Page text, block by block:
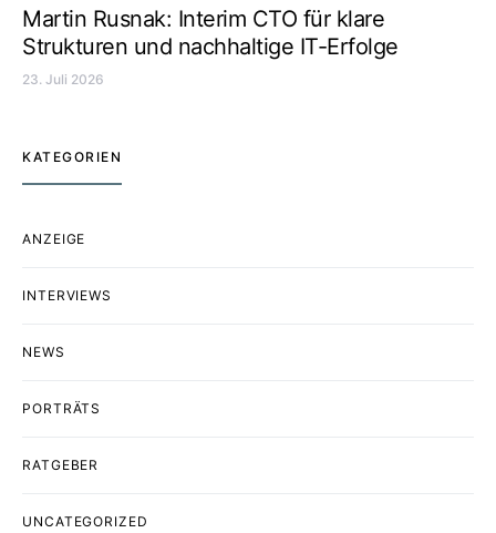
Martin Rusnak: Interim CTO für klare
Strukturen und nachhaltige IT-Erfolge
23. Juli 2026
KATEGORIEN
ANZEIGE
INTERVIEWS
NEWS
PORTRÄTS
RATGEBER
UNCATEGORIZED